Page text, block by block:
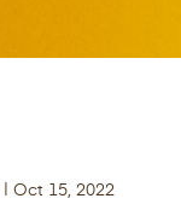
Oct 15, 2022